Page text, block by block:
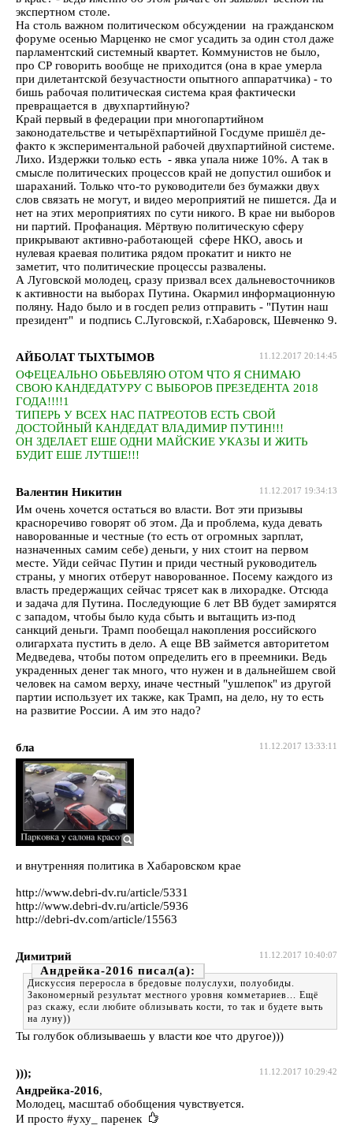
экспертном столе.
На столь важном политическом обсуждении на гражданском
форуме осенью Марценко не смог усадить за один стол даже
парламентский системный квартет. Коммунистов не было,
про СР говорить вообще не приходится (она в крае умерла
при дилетантской безучастности опытного аппаратчика) - то
бишь рабочая политическая система края фактически
превращается в двухпартийную?
Край первый в федерации при многопартийном
законодательстве и четырёхпартийной Госдуме пришёл де-
факто к экспериментальной рабочей двухпартийной системе.
Лихо. Издержки только есть - явка упала ниже 10%. А так в
смысле политических процессов край не допустил ошибок и
шараханий. Только что-то руководители без бумажки двух
слов связать не могут, и видео мероприятий не пишется. Да и
нет на этих мероприятиях по сути никого. В крае ни выборов
ни партий. Профанация. Мёртвую политическую сферу
прикрывают активно-работающей сфере НКО, авось и
нулевая краевая политика рядом прокатит и никто не
заметит, что политические процессы развалены.
А Луговской молодец, сразу призвал всех дальневосточников
к активности на выборах Путина. Окармил информационную
поляну. Надо было и в госдеп релиз отправить - "Путин наш
президент" и подпись С.Луговской, г.Хабаровск, Шевченко 9.
11.12.2017 20:14:45
АЙБОЛАТ ТЫХТЫМОВ
ОФЕЦЕАЛЬНО ОБЬЕВЛЯЮ ОТОМ ЧТО Я СНИМАЮ
СВОЮ КАНДЕДАТУРУ С ВЫБОРОВ ПРЕЗЕДЕНТА 2018
ГОДА!!!!1
ТИПЕРЬ У ВСЕХ НАС ПАТРЕОТОВ ЕСТЬ СВОЙ
ДОСТОЙНЫЙ КАНДЕДАТ ВЛАДИМИР ПУТИН!!!
ОН ЗДЕЛАЕТ ЕШЕ ОДНИ МАЙСКИЕ УКАЗЫ И ЖИТЬ
БУДИТ ЕШЕ ЛУТШЕ!!!
11.12.2017 19:34:13
Валентин Никитин
Им очень хочется остаться во власти. Вот эти призывы
красноречиво говорят об этом. Да и проблема, куда девать
наворованные и честные (то есть от огромных зарплат,
назначенных самим себе) деньги, у них стоит на первом
месте. Уйди сейчас Путин и приди честный руководитель
страны, у многих отберут наворованное. Посему каждого из
власть предержащих сейчас трясет как в лихорадке. Отсюда
и задача для Путина. Последующие 6 лет ВВ будет замирятся
с западом, чтобы было куда сбыть и вытащить из-под
санкций деньги. Трамп пообещал накопления российского
олигархата пустить в дело. А еще ВВ займется авторитетом
Медведева, чтобы потом определить его в преемники. Ведь
украденных денег так много, что нужен и в дальнейшем свой
человек на самом верху, иначе честный "ушлепок" из другой
партии использует их также, как Трамп, на дело, ну то есть
на развитие России. А им это надо?
11.12.2017 13:33:11
бла
и внутренняя политика в Хабаровском крае
http://www.debri-dv.ru/article/5331
http://www.debri-dv.ru/article/5936
http://debri-dv.com/article/15563
11.12.2017 10:40:07
Димитрий
Андрейка-2016
Дискуссия переросла в бредовые полуслухи, полуобиды.
Закономерный результат местного уровня комметариев... Ещё
раз скажу, если любите облизывать кости, то так и будете выть
на луну))
Ты голубок облизываешь у власти кое что другое)))
11.12.2017 10:29:42
)));
Андрейка-2016,
Молодец, масштаб обобщения чувствуется.
И просто #уху_ паренек